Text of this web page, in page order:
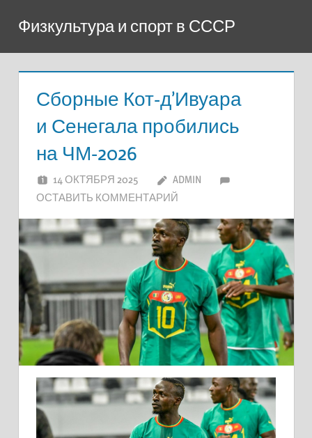
содержимому
Физкультура и спорт в СССР
Сборные Кот-д’Ивуара
и Сенегала пробились
на ЧМ-2026
14 ОКТЯБРЯ 2025
ADMIN
ОСТАВИТЬ КОММЕНТАРИЙ